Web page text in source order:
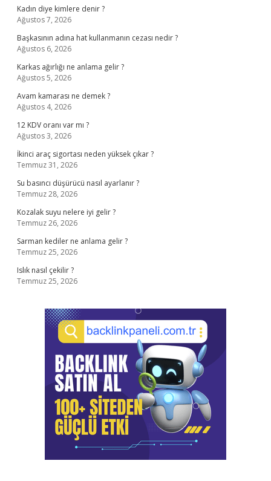
Kadın diye kimlere denir ?
Ağustos 7, 2026
Başkasının adına hat kullanmanın cezası nedir ?
Ağustos 6, 2026
Karkas ağırlığı ne anlama gelir ?
Ağustos 5, 2026
Avam kamarası ne demek ?
Ağustos 4, 2026
12 KDV oranı var mı ?
Ağustos 3, 2026
İkinci araç sigortası neden yüksek çıkar ?
Temmuz 31, 2026
Su basıncı düşürücü nasıl ayarlanır ?
Temmuz 28, 2026
Kozalak suyu nelere iyi gelir ?
Temmuz 26, 2026
Sarman kediler ne anlama gelir ?
Temmuz 25, 2026
Islık nasıl çekilir ?
Temmuz 25, 2026